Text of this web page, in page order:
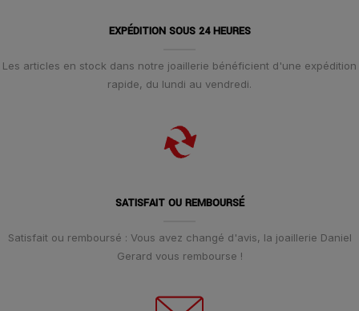
EXPÉDITION SOUS 24 HEURES
Les articles en stock dans notre joaillerie bénéficient d'une expédition
rapide, du lundi au vendredi.
SATISFAIT OU REMBOURSÉ
Satisfait ou remboursé : Vous avez changé d'avis, la joaillerie Daniel
Gerard vous rembourse !